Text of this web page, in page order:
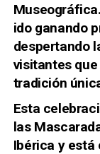
ido ganando
despertando
visitantes
tradición
Esta
las
Ibérica y